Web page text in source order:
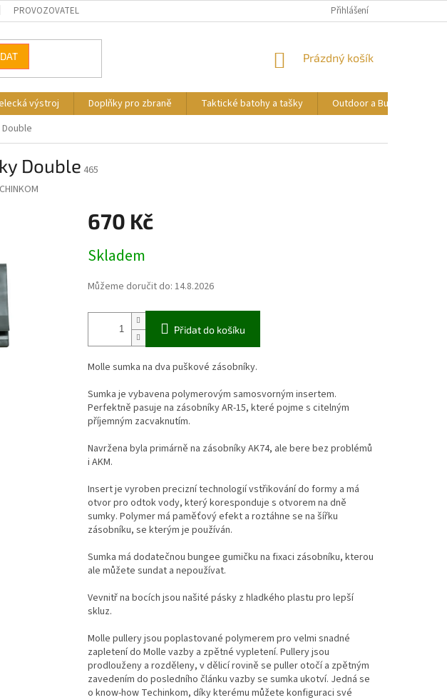
PROVOZOVATEL Přihlášení
NÁKUPNÍ
Prázdný košík
výstroj Doplňky pro zbraně Taktické batohy a tašky
Outdoor a Bushcraft
Double 465
670 Kč
cena:
Skladem
Můžeme doručit do: 14.8.2026
Přidat do košíku
Molle sumka na dva puškové zásobníky.
Sumka je vybavena polymerovým samosvorným insertem.
Perfektně pasuje na zásobníky AR-15, které pojme s citelným
příjemným zacvaknutím.
Navržena byla primárně na zásobníky AK74, ale bere bez problémů
i AKM.
Insert je vyroben precizní technologií vstřikování do formy a má
otvor pro odtok vody, který koresponduje s otvorem na dně
sumky. Polymer má paměťový efekt a roztáhne se na šířku
zásobníku, se kterým je používán.
Sumka má dodatečnou bungee gumičku na fixaci zásobníku, kterou
ale můžete sundat a nepoužívat.
Vevnitř na bocích jsou našité pásky z hladkého plastu pro lepší
skluz.
Molle pullery jsou poplastované polymerem pro velmi snadné
zapletení do Molle vazby a zpětné vypletení. Pullery jsou
prodlouženy a rozděleny, v dělicí rovině se puller otočí a zpětným
zavedením do posledního článku vazby se sumka ukotví. Jedná se
o know-how Techinkom, díky kterému můžete konfiguraci své